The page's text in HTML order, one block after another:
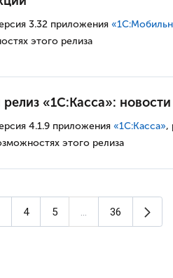
3.32 приложения
этого релиза
«1С:Касса»:
4.1.9 приложения «1С:Касса»,
этого релиза
4 5 36